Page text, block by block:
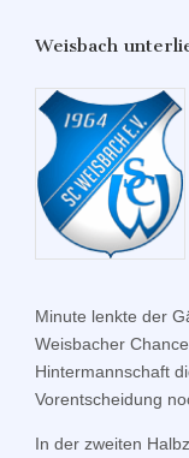
Weisbach
Minute lenkte der
Weisbacher
Hintermannschaft
Vorentscheidung
In der zweiten